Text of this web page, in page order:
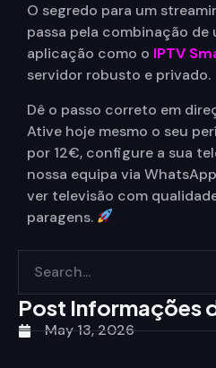
O segredo para um
passa pela combinação de
aplicação como o IPTV
servidor robusto e privado.
Dê o passo correto em
Ative hoje mesmo o seu
por 12€, configure a sua
nossa equipa via
ver televisão com
paragens.
Post Informações
May 13, 2026